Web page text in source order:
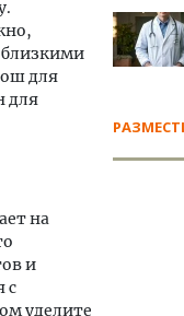
близкими
для
для
на
и
с
уделите